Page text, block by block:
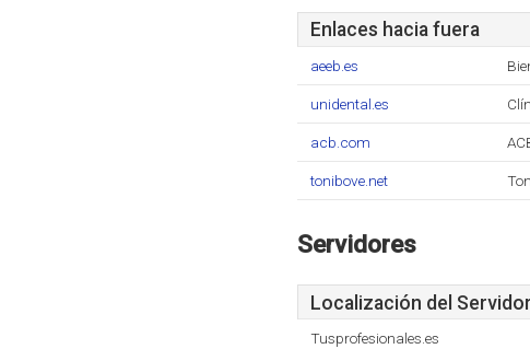
Enlaces hacia fuera
aeeb.es
unidental.es
acb.com
tonibove.net
Servidores
Localización del Servidor
Tusprofesionales.es